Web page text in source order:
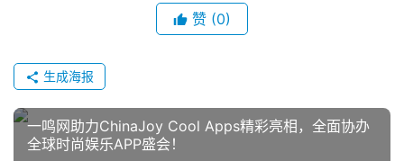
赞 (0)
生成海报
一鸣网助力ChinaJoy Cool Apps精彩亮相，全面协办
全球时尚娱乐APP盛会！